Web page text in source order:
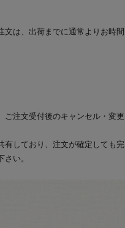
文は、出荷までに通常よりお時間
ご注文受付後のキャンセル・変更
有しており、注文が確定しても完
い。